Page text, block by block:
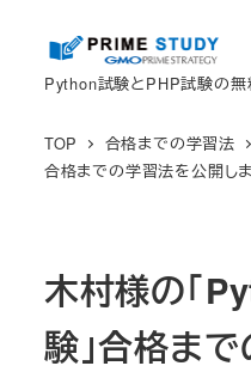
Python試験とPHP試験の無
TOP 合格までの学習法
合格までの学習法を公開しま
木村様の「
験」合格ま